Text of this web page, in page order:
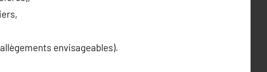
envisageables).